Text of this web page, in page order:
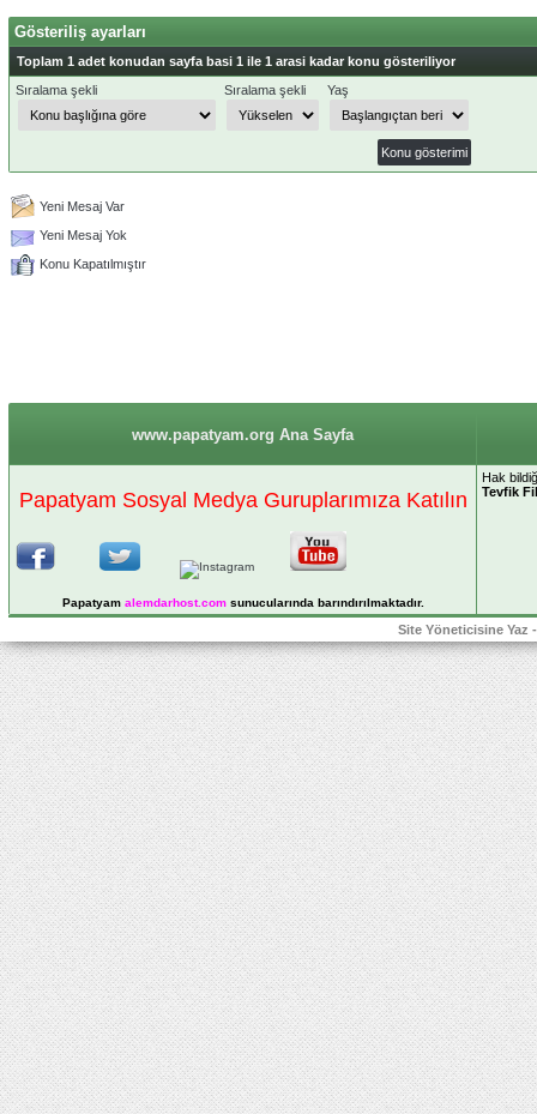
Gösteriliş ayarları
Toplam 1 adet konudan sayfa basi 1 ile 1 arasi kadar konu gösteriliyor
Sıralama şekli
Sıralama şekli Yaş
Yeni Mesaj Var
Yeni Mesaj Yok
Konu Kapatılmıştır
www.papatyam.org Ana Sayfa
Papatyam Sosyal Medya Guruplarımıza Katılın
Papatyam alemdarhost.comsunucularında barındırılmaktadır.
Hak
Tevfik
Site Yöneticisine Yaz